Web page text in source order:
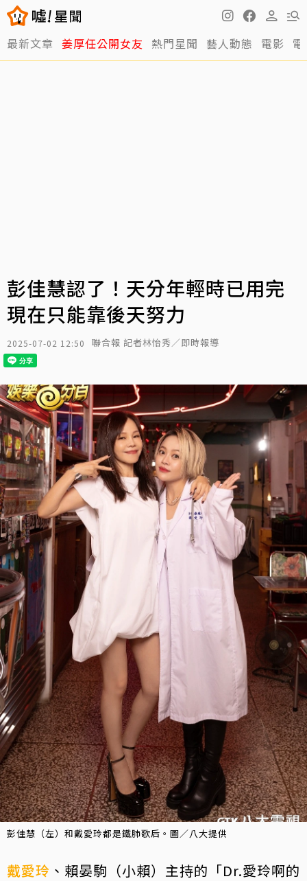
最新文章 姜厚任公開女友 熱門星聞 藝人動態 電影
彭佳慧認了！天分年輕時已用完
現在只能靠後天努力
2025-07-02 12:50 聯合報 記者林怡秀／即時報導
彭佳慧（左）和戴愛玲都是鐵肺歌后。圖／八大提供
戴愛玲 、賴晏駒（小賴）主持的「Dr.愛玲啊的